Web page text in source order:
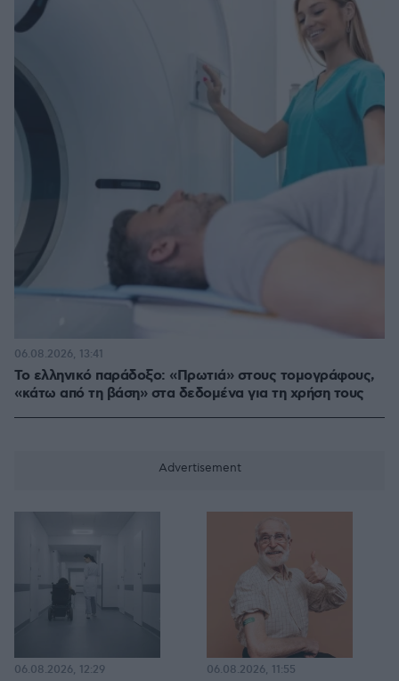
Το ελληνικό παράδοξο: «Πρωτιά» στους τομογράφους,
«κάτω από τη βάση» στα δεδομένα για τη χρήση τους
06.08.2026, 13:41
06.08.2026, 12:29 06.08.2026, 11:55